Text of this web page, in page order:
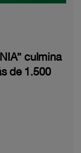
culmina
de 1.500